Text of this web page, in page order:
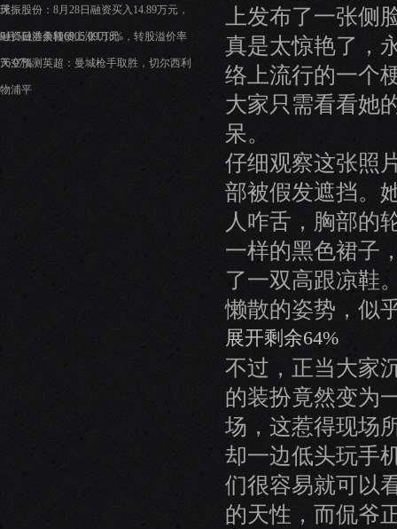
球
天振股份：8月28日融资买入14.89万元，
融资融券余额6905.09万元
9月5日洁美转债上涨1.18%，转股溢价率
76.07%
天空预测英超：曼城枪手取胜，切尔西利
物浦平
上发布了一张侧
真是太惊艳了，
络上流行的一个
大家只需看看她
呆。
仔细观察这张照
部被假发遮挡。
人咋舌，胸部的
一样的黑色裙子
了一双高跟凉鞋
懒散的姿势，似
展开剩余64%
不过，正当大家
的装扮竟然变为
场，这惹得现场
却一边低头玩手
们很容易就可以
的天性，而侃爷